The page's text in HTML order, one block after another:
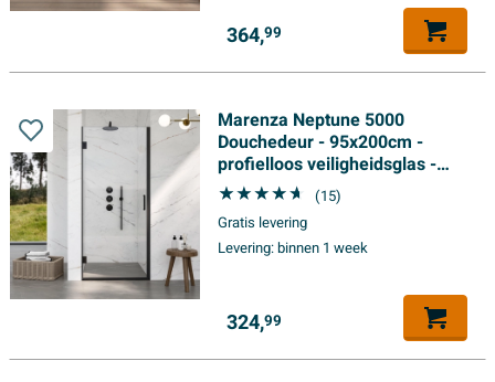
364,99
Marenza Neptune 5000
Douchedeur - 95x200cm -
profielloos veiligheidsglas -
anti kalk - mat zwart
(15)
Gratis levering
Levering:binnen 1 week
324,99